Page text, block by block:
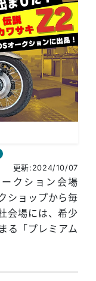
更新:2024/10/07
クション会場
ショップから毎
会場には、希少
る「プレミアム